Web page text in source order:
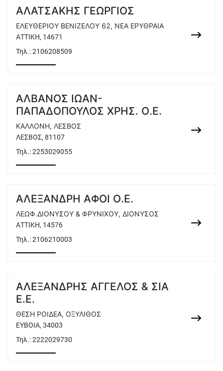
ΑΛΑΤΣΑΚΗΣ ΓΕΩΡΓΙΟΣ
ΕΛΕΥΘΕΡΙΟΥ ΒΕΝΙΖΕΛΟΥ 62, ΝΕΑ ΕΡΥΘΡΑΙΑ
ΑΤΤΙΚΗ, 14671
Τηλ.:2106208509
ΑΛΒΑΝΟΣ ΙΩΑΝ-
ΠΑΠΑΔΟΠΟΥΛΟΣ ΧΡΗΣ. Ο.Ε.
ΚΑΛΛΟΝΗ, ΛΕΣΒΟΣ
ΛΕΣΒΟΣ, 81107
Τηλ.:2253029055
ΑΛΕΞΑΝΔΡΗ ΑΦΟΙ Ο.Ε.
ΛΕΩΦ.ΔΙΟΝΥΣΟΥ & ΦΡΥΝΙΧΟΥ, ΔΙΟΝΥΣΟΣ
ΑΤΤΙΚΗ, 14576
Τηλ.:2106210003
ΑΛΕΞΑΝΔΡΗΣ ΑΓΓΕΛΟΣ & ΣΙΑ
Ε.Ε.
ΘΕΣΗ ΡΟΙΔΕΑ, ΟΞΥΛΙΘΟΣ
ΕΥΒΟΙΑ, 34003
Τηλ.:2222029730